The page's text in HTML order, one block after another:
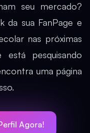
seu mercado?
da sua FanPage e
nas próximas
pesquisando
uma página
Agora!